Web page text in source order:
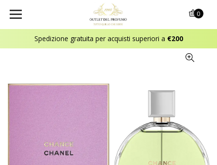
Spedizione gratuita per acquisti superiori a €200
0